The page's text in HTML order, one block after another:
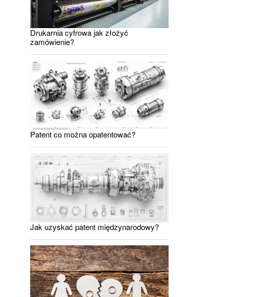
Drukarnia cyfrowa jak złożyć
zamówienie?
Patent co można opatentować?
Jak uzyskać patent międzynarodowy?